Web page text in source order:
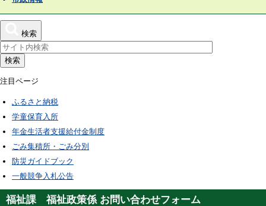
検索
検索
注目ページ
ふるさと納税
学童保育入所
年金生活者支援給付金制度
ごみ集積所・ごみ分別
防災ガイドブック
一般競争入札公告
福祉課 福祉政策係 お問い合わせフォーム